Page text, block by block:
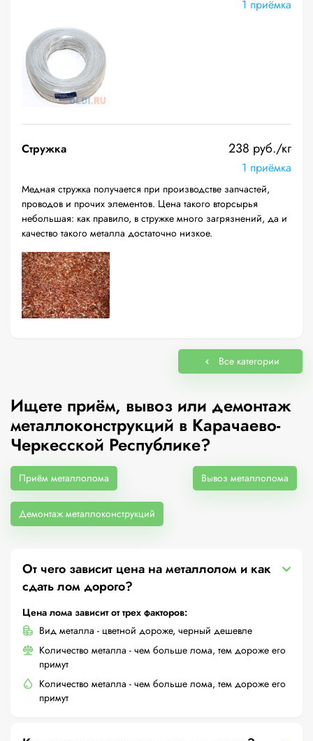
1 приёмка
Стружка 238 руб./кг
1 приёмка
Медная стружка получается при производстве запчастей,
проводов и прочих элементов. Цена такого вторсырья
небольшая: как правило, в стружке много загрязнений, да и
качество такого металла достаточно низкое.
Все категории
Ищете приём, вывоз или демонтаж
металлоконструкций в Карачаево-
Черкесской Республике?
Приём металлолома Вывоз металлолома
Демонтаж металлоконструкций
От чего зависит цена на металлолом и как
сдать лом дорого?
Цена лома зависит от трех факторов:
Вид металла - цветной дороже, черный дешевле
Количество металла - чем больше лома, тем дороже его
примут
Количество металла - чем больше лома, тем дороже его
примут